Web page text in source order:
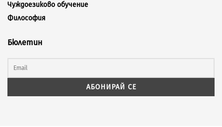
Чуждоезиково обучение
Философия
Бюлетин